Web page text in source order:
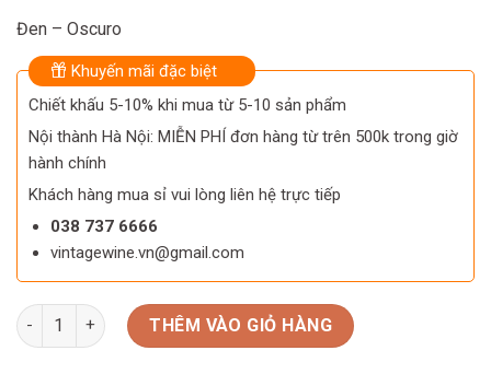
Đen – Oscuro
Khuyến mãi đặc biệt
Chiết khấu 5-10% khi mua từ 5-10 sản phẩm
Nội thành Hà Nội: MIỄN PHÍ đơn hàng từ trên 500k trong giờ
hành chính
Khách hàng mua sỉ vui lòng liên hệ trực tiếp
038 737 6666
vintagewine.vn@gmail.com
KỆ RƯỢU MINI PTAGAS K03 số lượng
THÊM VÀO GIỎ HÀNG